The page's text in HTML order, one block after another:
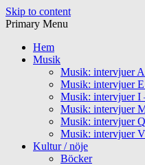
Skip to content
Primary Menu
Hem
Musik
Musik: intervjuer
Musik: intervjuer
Musik: intervjuer I
Musik: intervjuer
Musik: intervjuer
Musik: intervjuer
Kultur / nöje
Böcker